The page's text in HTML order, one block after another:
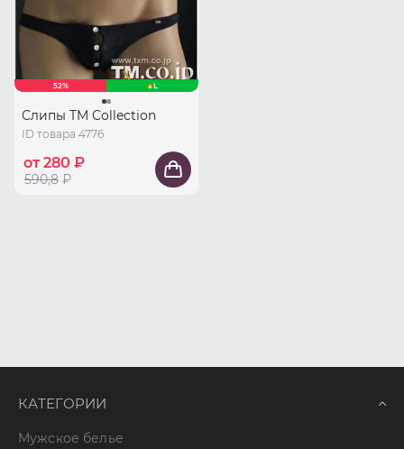
52% L
Слипы TM Collection
ID товара 4776
от 280 ₽
590,8 ₽
КАТЕГОРИИ
Мужское белье